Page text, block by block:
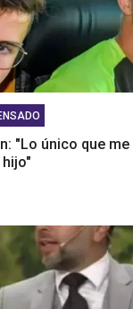
"Lo único que